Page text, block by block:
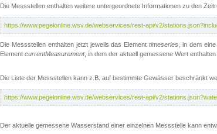
Die Messstellen enthalten weitere untergeordnete Informationen zu den
https://www.pegelonline.wsv.de/webservices/rest-api/v2/
Die Messstellen enthalten jetzt jeweils das Elementtimeseries , in dem
Element currentMeasurement, in dem der aktuell gemessene Wert enthalten
Die Liste der Messstellen kann z.B. auf bestimmte Gewässer beschränkt
https://www.pegelonline.wsv.de/webservices/rest-api/v2/
Der aktuelle gemessene Wasserstand einer einzelnen Messstelle kann